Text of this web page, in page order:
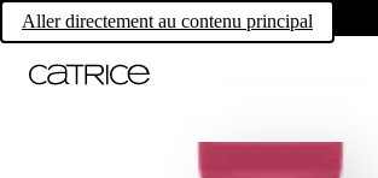
Aller directement au contenu principal
Own your magic.